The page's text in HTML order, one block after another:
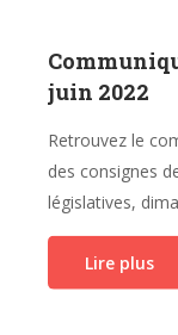
juin 2022
Retrouvez le
des consignes
législatives,
Lire plus